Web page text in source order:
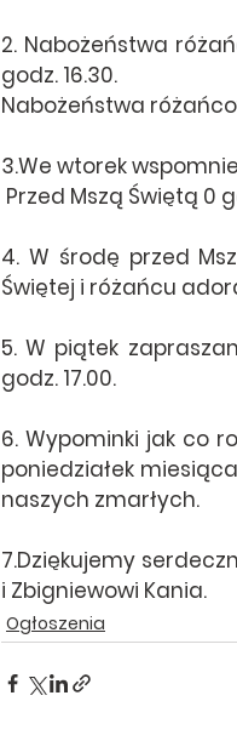
2. Nabożeństwa
godz. 16.30.
Nabożeństwa
3.We wtorek
Przed Mszą Świętą 0
4. W środę przed
Świętej i różańcu
5. W piątek
godz. 17.00.
6. Wypominki jak co
poniedziałek
naszych zmarłych.
7.Dziękujemy
i Zbigniewowi Kania.
Ogłoszenia